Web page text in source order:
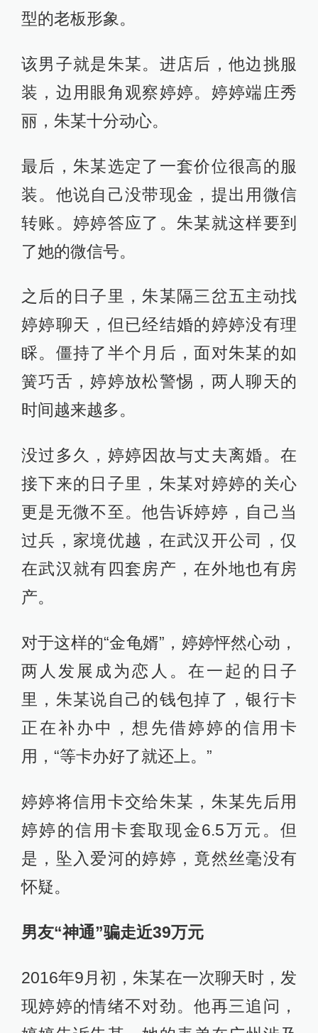
型的老板形象。
该男子就是朱某。进店后，他边挑服
装，边用眼角观察婷婷。婷婷端庄秀
丽，朱某十分动心。
最后，朱某选定了一套价位很高的服
装。他说自己没带现金，提出用微信
转账。婷婷答应了。朱某就这样要到
了她的微信号。
之后的日子里，朱某隔三岔五主动找
婷婷聊天，但已经结婚的婷婷没有理
睬。僵持了半个月后，面对朱某的如
簧巧舌，婷婷放松警惕，两人聊天的
时间越来越多。
没过多久，婷婷因故与丈夫离婚。在
接下来的日子里，朱某对婷婷的关心
更是无微不至。他告诉婷婷，自己当
过兵，家境优越，在武汉开公司，仅
在武汉就有四套房产，在外地也有房
产。
对于这样的“金龟婿”，婷婷怦然心动，
两人发展成为恋人。在一起的日子
里，朱某说自己的钱包掉了，银行卡
正在补办中，想先借婷婷的信用卡
用，“等卡办好了就还上。”
婷婷将信用卡交给朱某，朱某先后用
婷婷的信用卡套取现金6.5万元。但
是，坠入爱河的婷婷，竟然丝毫没有
怀疑。
男友“神通”骗走近39万元
2016年9月初，朱某在一次聊天时，发
现婷婷的情绪不对劲。他再三追问，